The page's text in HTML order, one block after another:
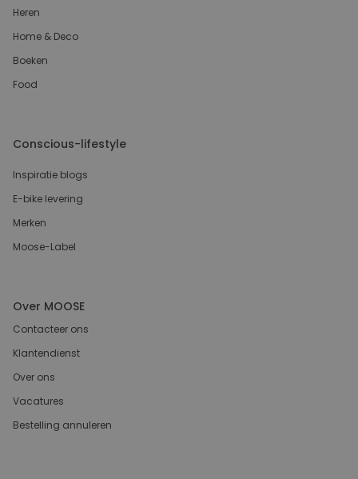
Heren
Home & Deco
Boeken
Food
Conscious-lifestyle
Inspiratie blogs
E-bike levering
Merken
Moose-Label
Over MOOSE
Contacteer ons
Klantendienst
Over ons
Vacatures
Bestelling annuleren